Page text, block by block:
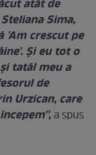
atât de
Sima,
'Am crescut pe
Și eu tot o
tatăl meu a
de
Urzican, care
a spus